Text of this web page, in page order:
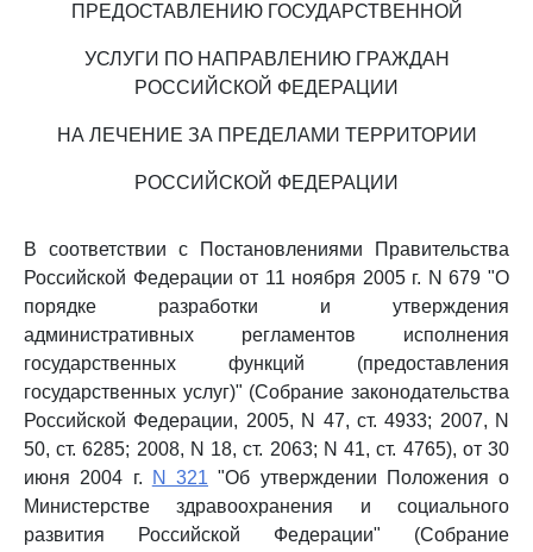
ПРЕДОСТАВЛЕНИЮ ГОСУДАРСТВЕННОЙ
УСЛУГИ ПО НАПРАВЛЕНИЮ ГРАЖДАН
РОССИЙСКОЙ ФЕДЕРАЦИИ
НА ЛЕЧЕНИЕ ЗА ПРЕДЕЛАМИ ТЕРРИТОРИИ
РОССИЙСКОЙ ФЕДЕРАЦИИ
В соответствии с Постановлениями Правительства
Российской Федерации от 11 ноября 2005 г. N 679 "О
порядке разработки и утверждения
административных регламентов исполнения
государственных функций (предоставления
государственных услуг)" (Собрание законодательства
Российской Федерации, 2005, N 47, ст. 4933; 2007, N
50, ст. 6285; 2008, N 18, ст. 2063; N 41, ст. 4765), от 30
июня 2004 г.
N 321 "Об утверждении Положения о
Министерстве здравоохранения и социального
развития Российской Федерации" (Собрание